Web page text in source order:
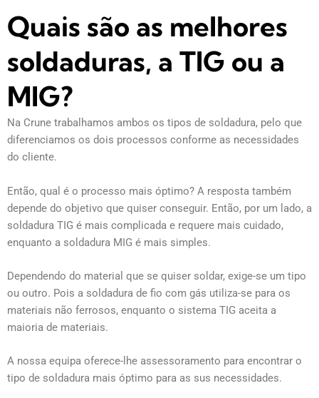
Quais são as melhores
soldaduras, a TIG ou a
MIG?
Na Crune trabalhamos ambos os tipos de soldadura, pelo que
diferenciamos os dois processos conforme as necessidades
do cliente.
Então, qual é o processo mais óptimo? A resposta também
depende do objetivo que quiser conseguir. Então, por um lado, a
soldadura TIG é mais complicada e requere mais cuidado,
enquanto a soldadura MIG é mais simples.
Dependendo do material que se quiser soldar, exige-se um tipo
ou outro. Pois a soldadura de fio com gás utiliza-se para os
materiais não ferrosos, enquanto o sistema TIG aceita a
maioria de materiais.
A nossa equipa oferece-lhe assessoramento para encontrar o
tipo de soldadura mais óptimo para as sus necessidades.